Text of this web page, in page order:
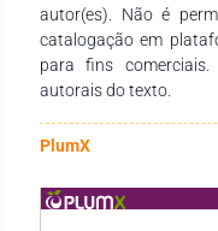
autor(es). Não é
catalogação em
para fins
autorais do texto.
PlumX